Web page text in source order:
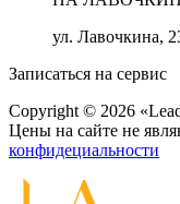
ул. Лавочкина,
Записаться на сервис
Copyright © 2026
Цены на сайте не
конфидециальности